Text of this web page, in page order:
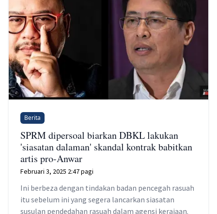
Berita
SPRM dipersoal biarkan DBKL lakukan
'siasatan dalaman' skandal kontrak babitkan
artis pro-Anwar
Februari 3, 2025 2:47 pagi
Ini berbeza dengan tindakan badan pencegah rasuah
itu sebelum ini yang segera lancarkan siasatan
susulan pendedahan rasuah dalam agensi kerajaan.